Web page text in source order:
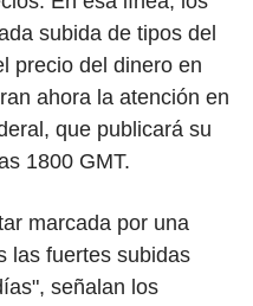
subida de tipos del
precio del dinero en
ahora la atención en
que publicará su
1800 GMT.
marcada por una
las fuertes subidas
señalan los